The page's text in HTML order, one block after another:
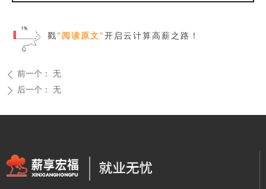
戳“阅读原文”开启云计算高薪之路！
ꄴ 前一个： 无
ꄲ 后一个： 无